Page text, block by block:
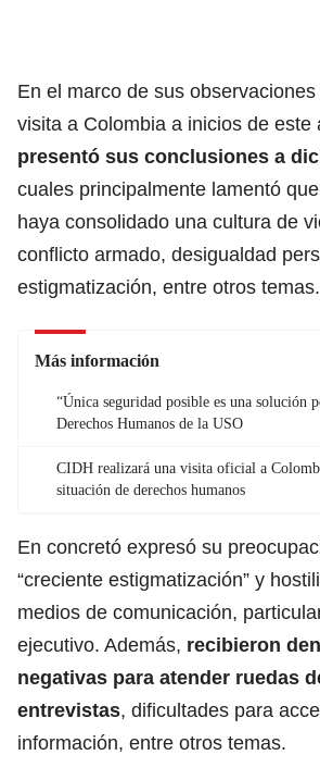
En el marco de sus
visita a Colombia a inicios de este
presentó sus conclusiones a
cuales principalmente lamentó
haya consolidado una cultura de
conflicto armado, desigualdad
estigmatización, entre otros temas.
Más información
“Única seguridad posible es una solución
Derechos Humanos de la USO
CIDH realizará una visita oficial a
situación de derechos humanos
En concretó expresó su
“creciente estigmatización” y
medios de comunicación,
ejecutivo. Además, recibieron
negativas para atender ruedas
entrevistas, dificultades para
información, entre otros temas.